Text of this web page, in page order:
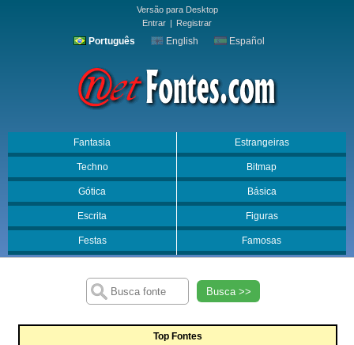
Versão para Desktop
Entrar | Registrar
Português English Español
Fantasia Estrangeiras
Techno Bitmap
Gótica Básica
Escrita Figuras
Festas Famosas
Busca >>
Top Fontes